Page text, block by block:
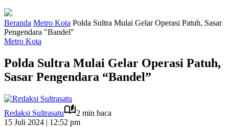
Beranda Metro Kota Polda Sultra Mulai Gelar Operasi Patuh, Sasar
Pengendara "Bandel"
Metro Kota
Polda Sultra Mulai Gelar Operasi Patuh,
Sasar Pengendara “Bandel”
Redaksi Sultrasatu
2 min baca
15 Juli 2024 | 12:52 pm